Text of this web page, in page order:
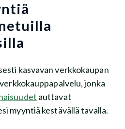
kasvavan verkkokaupan
jonka
auttavat
myyntiä kestävällä tavalla.